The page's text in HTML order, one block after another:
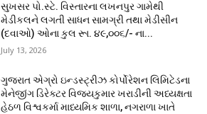
સુખસર પો.સ્ટે. વિસ્તારના લખનપુર ગામેથી
મેડીકલને લગતી સાધન સામગ્રી તથા મેડીસીન
(દવાઓ) ઓના કુલ રૂા. ૪૯,૦૦૬/- ના...
July 13, 2026
ગુજરાત એગ્રો ઇન્ડસ્ટ્રીઝ કોર્પોરેશન લિમિટેડના
મેનેજીંગ ડિરેક્ટર વિજયકુમાર ખરાડીની અધ્યક્ષતા
હેઠળ વિશ્વકર્મા માધ્યમિક શાળા, નગરાળા ખાતે